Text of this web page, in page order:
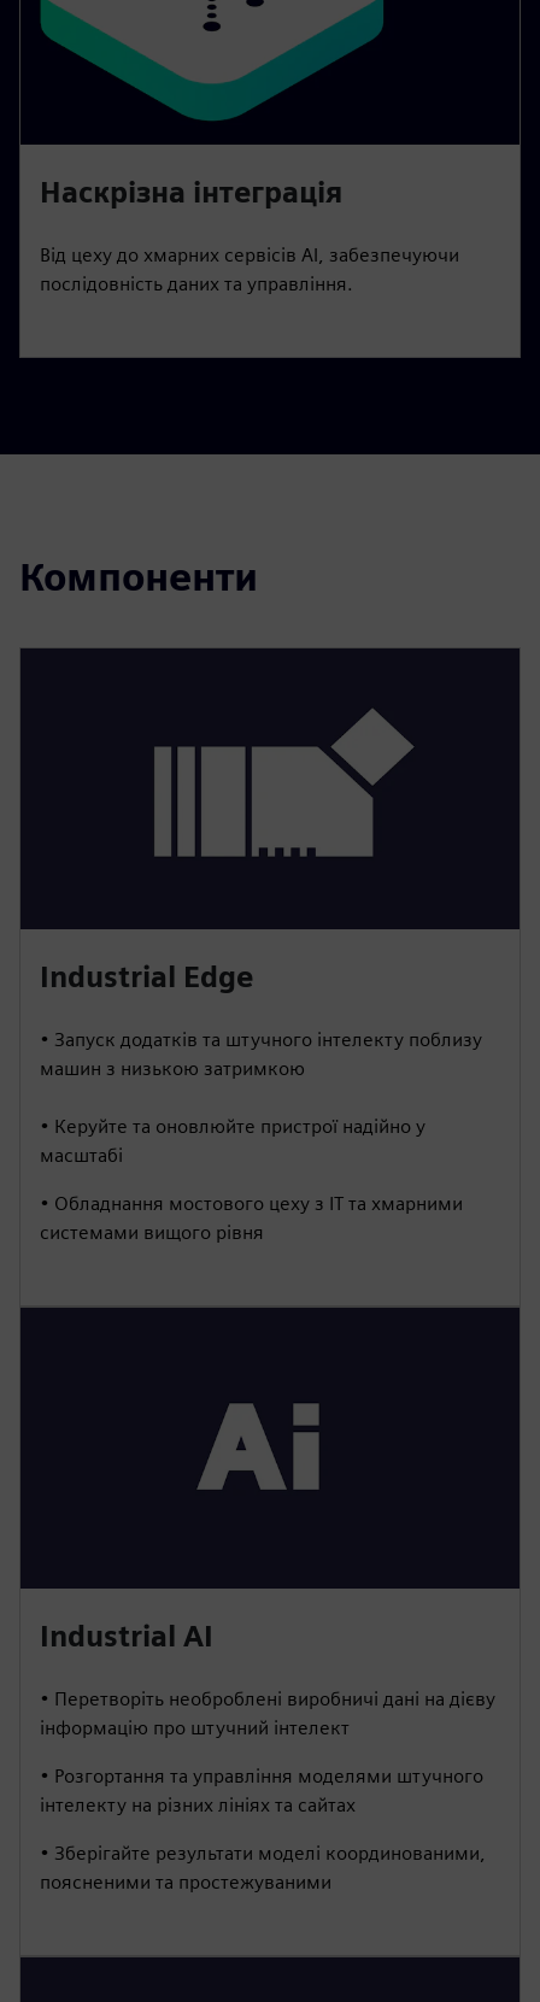
Наскрізна інтеграція
Від цеху до хмарних сервісів AI, забезпечуючи
послідовність даних та управління.
Компоненти
Industrial Edge
• Запуск додатків та штучного інтелекту поблизу
машин з низькою затримкою
• Керуйте та оновлюйте пристрої надійно у
масштабі
• Обладнання мостового цеху з ІТ та хмарними
системами вищого рівня
Industrial AI
• Перетворіть необроблені виробничі дані на дієву
інформацію про штучний інтелект
• Розгортання та управління моделями штучного
інтелекту на різних лініях та сайтах
• Зберігайте результати моделі координованими,
поясненими та простежуваними